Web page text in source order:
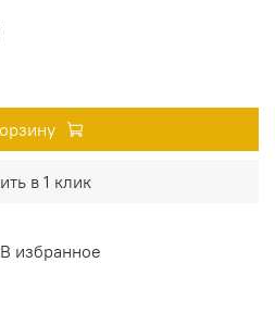
В избранное
в 1 клик